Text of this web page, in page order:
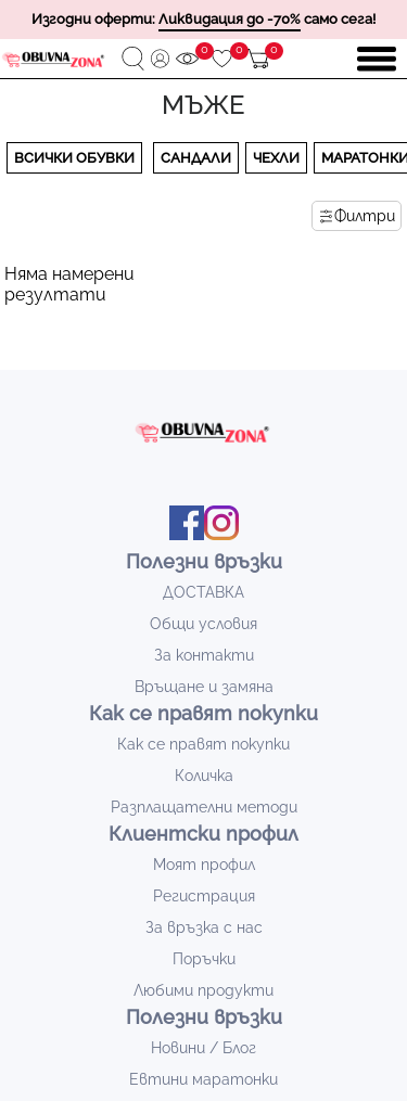
Изгодни оферти: Ликвидация до -70% само сега!
0 0 0
МЪЖЕ
ВСИЧКИ ОБУВКИ САНДАЛИ ЧЕХЛИ МАРАТОНКИ
Филтри
Няма намерени
резултати
Полезни връзки
ДОСТАВКА
Общи условия
За контакти
Връщане и замяна
Как се правят покупки
Как се правят покупки
Количка
Разплащателни методи
Клиентски профил
Моят профил
Регистрация
За връзка с нас
Поръчки
Любими продукти
Полезни връзки
Новини / Блог
Евтини маратонки